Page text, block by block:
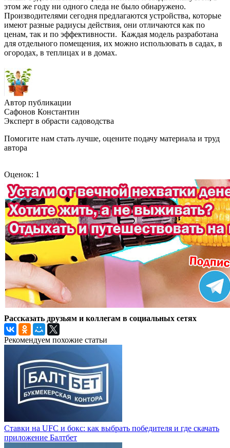
этом же году ни одного следа не было обнаружено.
Производителями сегодня предлагаются устройства, которые
имеют разные радиусы действия, они отличаются как по
ценам, так и по эффективности. Каждая модель разработана
для отдельного помещения, их можно использовать в садах, в
огородах, в теплицах и в домах.
Автор публикации
Сафонов Константин
Эксперт в обрасти садоводства
Помогите нам стать лучше, оцените подачу материала и труд
автора
Оценок: 1
Рассказать друзьям и коллегам в социальных сетях
Рекомендуем похожие статьи
Ставки на UFC и бокс: как выбрать победителя и где скачать
приложение Балтбет